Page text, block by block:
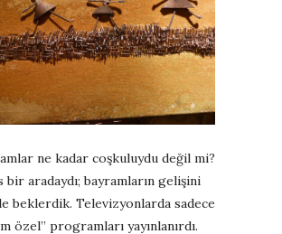
ne kadar coşkuluydu değil mi?
bir aradaydı; bayramların gelişini
beklerdik. Televizyonlarda sadece
özel” programları yayınlanırdı.